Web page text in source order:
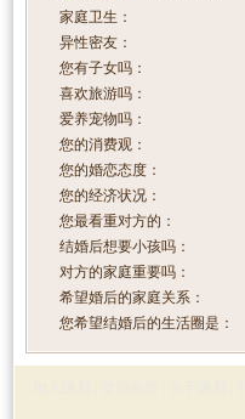
家庭卫生：
异性密友：
您有子女吗：
喜欢旅游吗：
爱养宠物吗：
您的消费观：
您的婚恋态度：
您的经济状况：
您最看重对方的：
结婚后想要小孩吗：
对方的家庭重要吗：
希望婚后的家庭关系：
您希望结婚后的生活圈是：